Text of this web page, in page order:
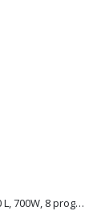
PEČICA MIKROVALOVNA MD40 [20 L, 700W, 8 prog., bela ]